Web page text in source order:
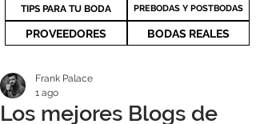
TIPS PARA TU BODA PREBODAS Y POSTBODAS
PROVEEDORES BODAS REALES
Los mejores Blogs de
Frank Palace
1 ago